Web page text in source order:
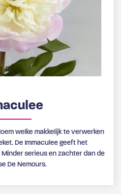
welke makkelijk te verwerken
De Immaculee geeft het
serieus en zachter dan de
De Nemours.